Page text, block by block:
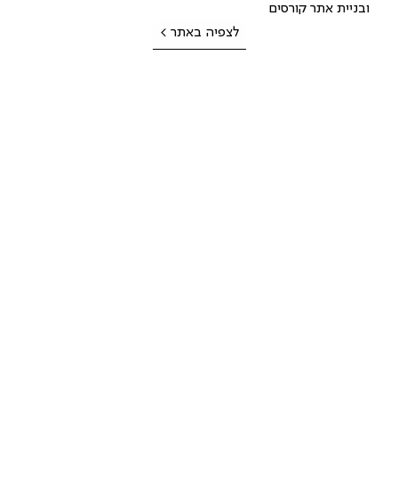
ובניית אתר קורסים
לצפיה באתר >